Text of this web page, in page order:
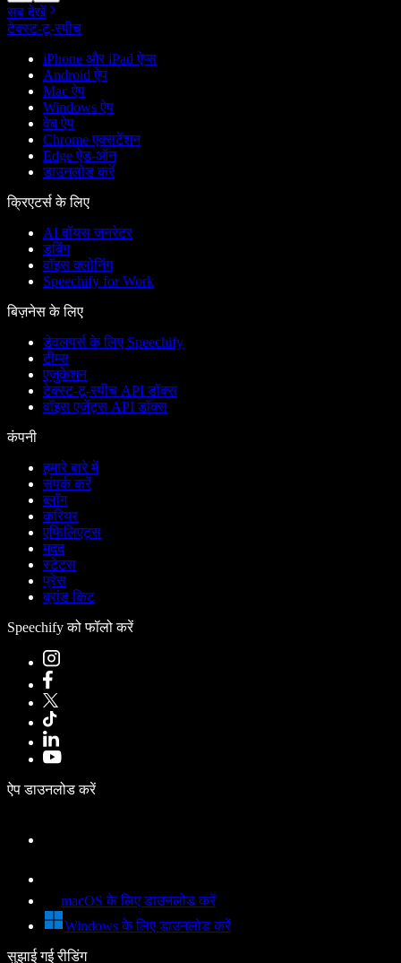
सब देखें
टेक्स्ट-टू-स्पीच
iPhone और iPad ऐप्स
Android ऐप
Mac ऐप
Windows ऐप
वेब ऐप
Chrome एक्सटेंशन
Edge ऐड-ऑन
डाउनलोड करें
क्रिएटर्स के लिए
AI वॉयस जनरेटर
डबिंग
वॉइस क्लोनिंग
Speechify for Work
बिज़नेस के लिए
डेवलपर्स के लिए Speechify
टीम्स
एजुकेशन
टेक्स्ट-टू-स्पीच API डॉक्स
वॉइस एजेंट्स API डॉक्स
कंपनी
हमारे बारे में
संपर्क करें
ब्लॉग
करियर
एफिलिएट्स
मदद
स्टेटस
प्रेस
ब्रांड किट
Speechify को फॉलो करें
ऐप डाउनलोड करें
macOS के लिए डाउनलोड करें
Windows के लिए डाउनलोड करें
सुझाई गई रीडिंग